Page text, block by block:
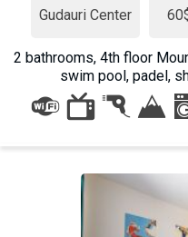
Gudauri Center
2 bathrooms, 4th floor
swim pool, padel,